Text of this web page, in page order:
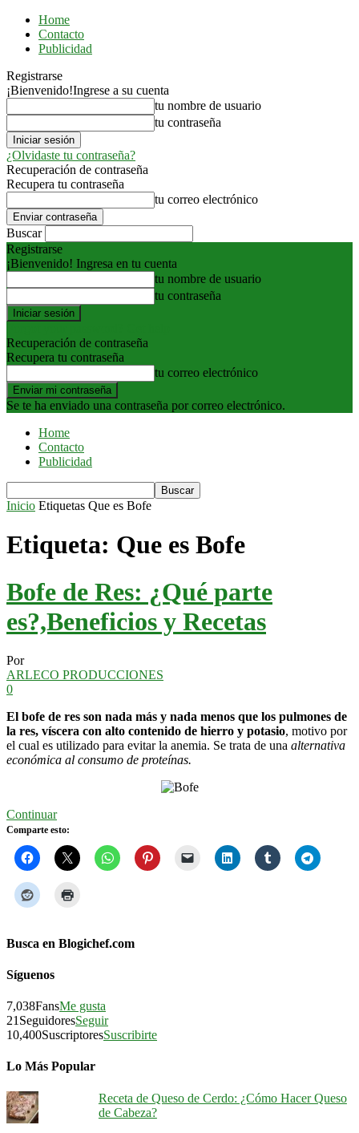
Home
Contacto
Publicidad
Registrarse
¡Bienvenido!Ingrese a su cuenta
tu nombre de usuario
tu contraseña
¿Olvidaste tu contraseña?
Recuperación de contraseña
Recupera tu contraseña
tu correo electrónico
Buscar
Registrarse
¡Bienvenido! Ingresa en tu cuenta
tu nombre de usuario
tu contraseña
Recuperación de contraseña
Recupera tu contraseña
tu correo electrónico
Se te ha enviado una contraseña por correo electrónico.
Home
Contacto
Publicidad
Inicio Etiquetas Que es Bofe
Etiqueta: Que es Bofe
Bofe de Res: ¿Qué parte
es?,Beneficios y Recetas
Por
ARLECO PRODUCCIONES
0
El bofe de res son nada más y nada menos que los pulmones de
la res, víscera con alto contenido de hierro y potasio, motivo por
el cual es utilizado para evitar la anemia. Se trata de una alternativa
económica al consumo de proteínas.
Continuar
Comparte esto:
Busca en Blogichef.com
Síguenos
7,038FansMe gusta
21 SeguidoresSeguir
10,400SuscriptoresSuscribirte
Lo Más Popular
Receta de Queso de Cerdo: ¿Cómo Hacer Queso
de Cabeza?